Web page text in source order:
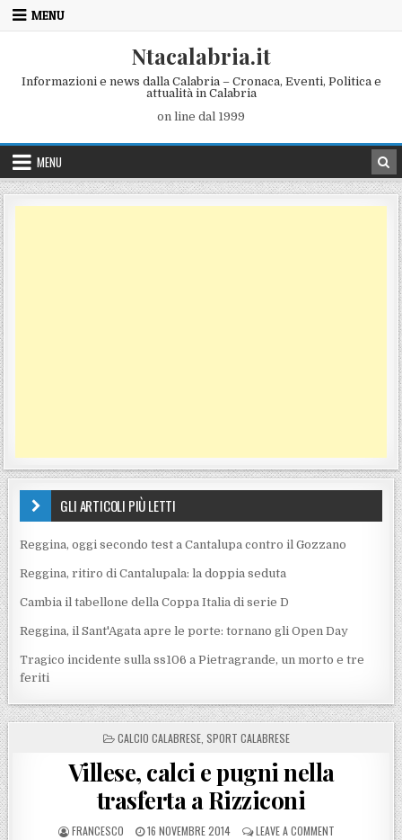
Skip to content
MENU
Ntacalabria.it
Informazioni e news dalla Calabria – Cronaca, Eventi, Politica e
attualità in Calabria
on line dal 1999
MENU
GLI ARTICOLI PIÙ LETTI
Reggina, oggi secondo test a Cantalupa contro il Gozzano
Reggina, ritiro di Cantalupala: la doppia seduta
Cambia il tabellone della Coppa Italia di serie D
Reggina, il Sant'Agata apre le porte: tornano gli Open Day
Tragico incidente sulla ss106 a Pietragrande, un morto e tre
feriti
POSTED IN
CALCIO CALABRESE SPORT CALABRESE
Villese, calci e pugni nella
trasferta a Rizziconi
POSTED BY
FRANCESCO POSTED ON
16 NOVEMBRE 2014 LEAVE A COMMENT ON VILLESE,